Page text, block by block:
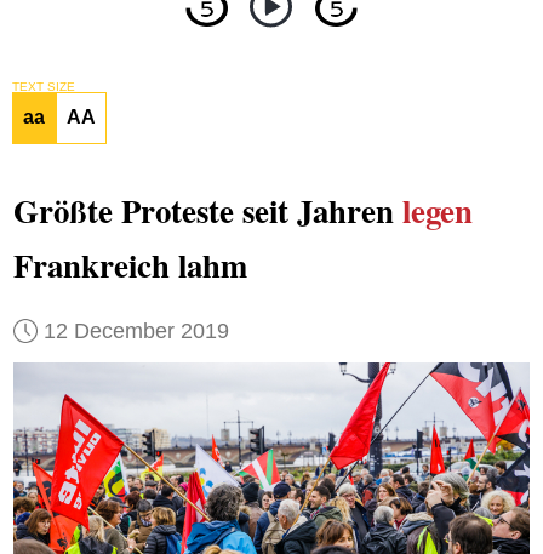
TEXT SIZE
aa AA
Größte Proteste seit Jahrenlegen
Frankreich lahm
12 December 2019